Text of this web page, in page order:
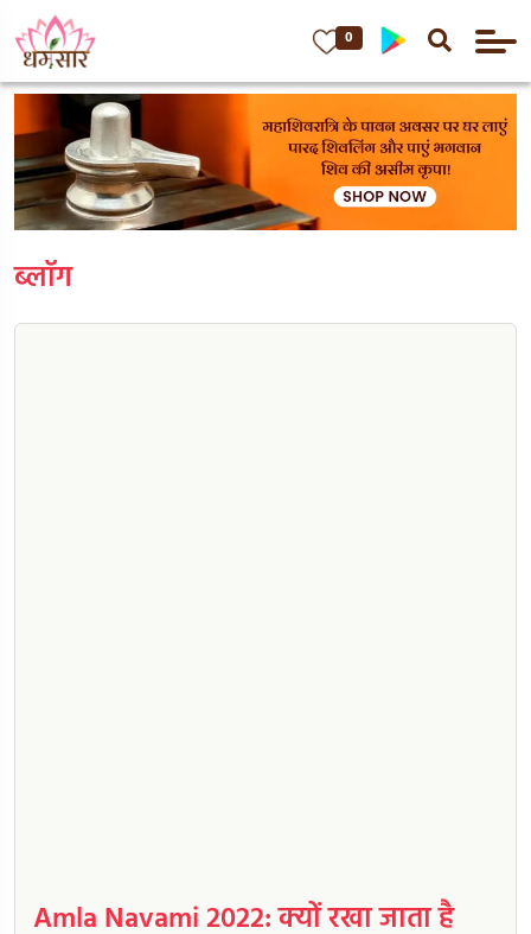
0
ब्लॉग
Amla Navami 2022: क्यों रखा जाता है